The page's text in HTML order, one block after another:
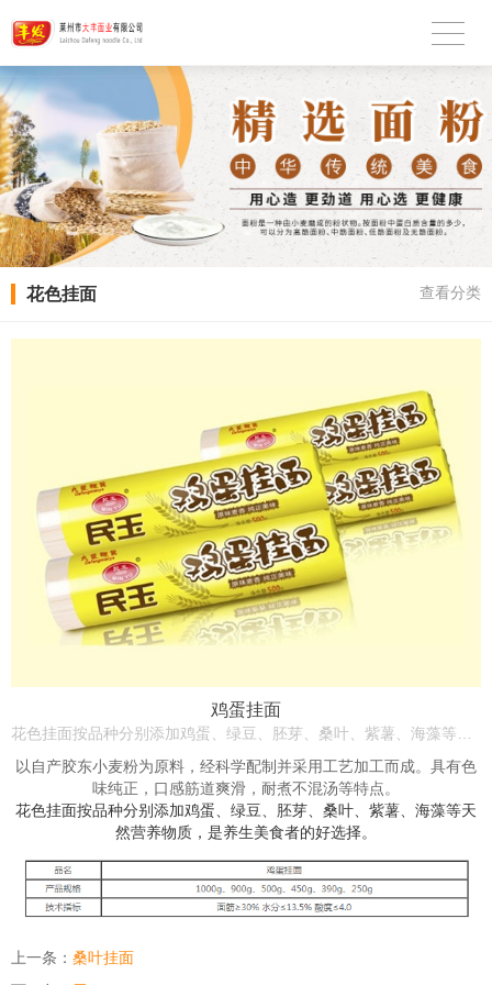
花色挂面 查看分类
鸡蛋挂面
花色挂面按品种分别添加鸡蛋、绿豆、胚芽、桑叶、紫薯、海藻等天然营养物质，是养生美食者的上佳选择。
以自产胶东小麦粉为原料，经科学配制并采用工艺加工而成。具有色
味纯正，口感筋道爽滑，耐煮不混汤等特点。
花色挂面按品种分别添加鸡蛋、绿豆、胚芽、桑叶、紫薯、海藻等天
然营养物质，是养生美食者的好选择。
上一条： 桑叶挂面